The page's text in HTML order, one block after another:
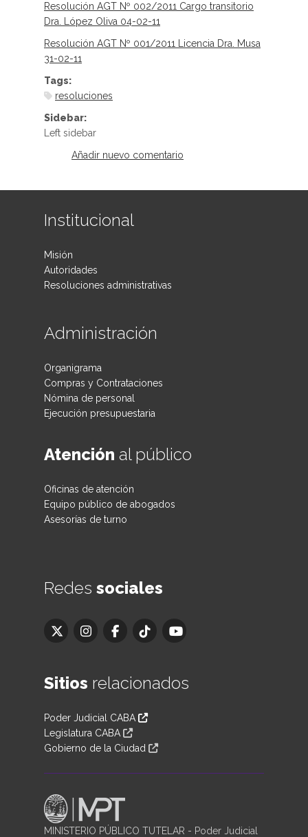
Resolución AGT Nº 002/2011 Cargo transitorio
Dra. López Oliva 04-02-11
Resolución AGT Nº 001/2011 Licencia Dra. Musa
31-02-11
Tags:
resoluciones
Sidebar:
Left sidebar
Añadir nuevo comentario
Institucional
Misión
Autoridades
Resoluciones administrativas
Administración
Organigrama
Compras y Contrataciones
Nómina de personal
Ejecución presupuestaria
Atención al público
Oficinas de atención
Equipo público de abogados
Asesorías de turno
Redes sociales
Sitios relacionados
Poder Judicial CABA
Legislatura CABA
Gobierno de la Ciudad
MINISTERIO PÚBLICO TUTELAR - Poder Judicial